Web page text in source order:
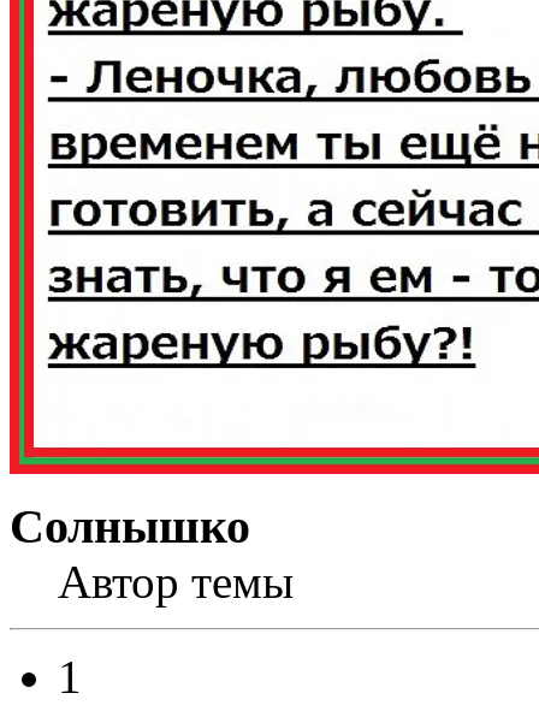
Солнышко
Автор темы
1